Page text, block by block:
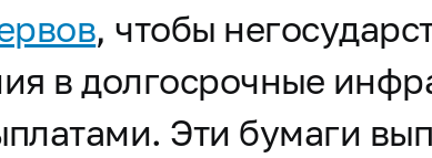
, чтобы
в долгосрочные
Эти бумаги